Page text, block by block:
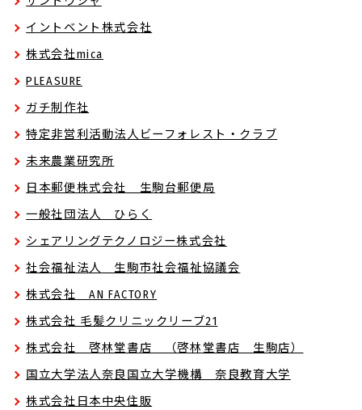
イントベント株式会社
株式会社mica
PLEASURE
ガチ制作社
特定非営利活動法人ビーフォレスト・クラブ
未来農業研究所
日本郵便株式会社 生駒台郵便局
一般社団法人 ひらく
シェアリングテクノロジー株式会社
社会福祉法人 生駒市社会福祉協議会
株式会社 AN FACTORY
株式会社 毛髪クリニックリーブ21
株式会社 啓林堂書店 （啓林堂書店 生駒店）
国立大学法人奈良国立大学機構 奈良教育大学
株式会社日本中央住販